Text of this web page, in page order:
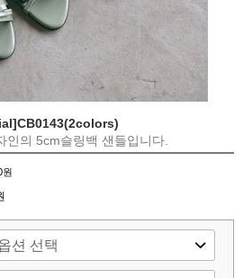
인의 5cm슬링백 샌들입니다.
원